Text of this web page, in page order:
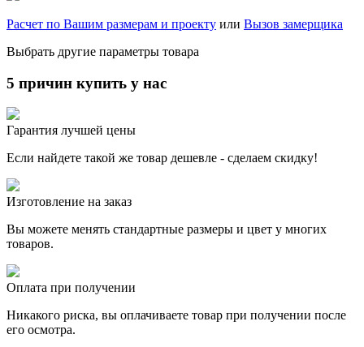
Расчет по Вашим размерам и проекту или Вызов замерщика
Выбрать другие параметры товара
5 причин купить у нас
Гарантия лучшей цены
Если найдете такой же товар дешевле - сделаем скидку!
Изготовление на заказ
Вы можете менять стандартные размеры и цвет у многих
товаров.
Оплата при получении
Никакого риска, вы оплачиваете товар при получении после
его осмотра.